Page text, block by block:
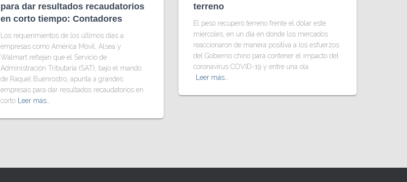
para dar resultados recaudatorios
en corto tiempo: Contadores
Los requerimientos de los últimos días a
empresas como América Móvil, Alsea y
Walmart reflejan que el Servicio de
Administración Tributaria (SAT), bajo el mando
de Raquel Buenrostro, apunta a grandes
empresas para dar resultados recaudatorios en
corto
Leer más…
terreno
El peso recuperó terreno frente el dólar este
miércoles, en un día en donde los mercados
reaccionaron de manera positiva a los esfuerzos
del Gobierno chino para contener el impacto del
coronavirus COVID-19 y entre una ola
Leer más…